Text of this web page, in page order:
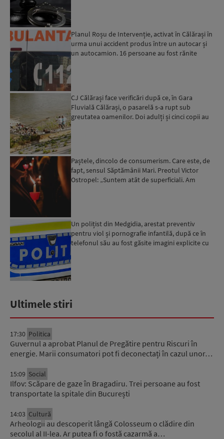
Planul Roșu de Intervenție, activat în Călărași în
urma unui accident produs între un autocar și
un autocamion. 16 persoane au fost rănite
CJ Călărași face verificări după ce, în Gara
Fluvială Călărași, o pasarelă s-a rupt sub
greutatea oamenilor. Doi adulți și cinci copii au
Paștele, dincolo de consumerism. Care este, de
fapt, sensul Săptămânii Mari. Preotul Victor
Ostropel: „Suntem atât de superficiali. Am
Un polițist din Medgidia, arestat preventiv
pentru viol și pornografie infantilă, după ce în
telefonul său au fost găsite imagini explicite cu
Ultimele stiri
17:30 Politica
Guvernul a aprobat Planul de Pregătire pentru Riscuri în
energie. Marii consumatori pot fi deconectați în cazul unor…
15:09 Social
Ilfov: Scăpare de gaze în Bragadiru. Trei persoane au fost
transportate la spitale din București
14:03 Cultură
Arheologii au descoperit lângă Colosseum o clădire din
secolul al II-lea. Ar putea fi o fostă cazarmă a…